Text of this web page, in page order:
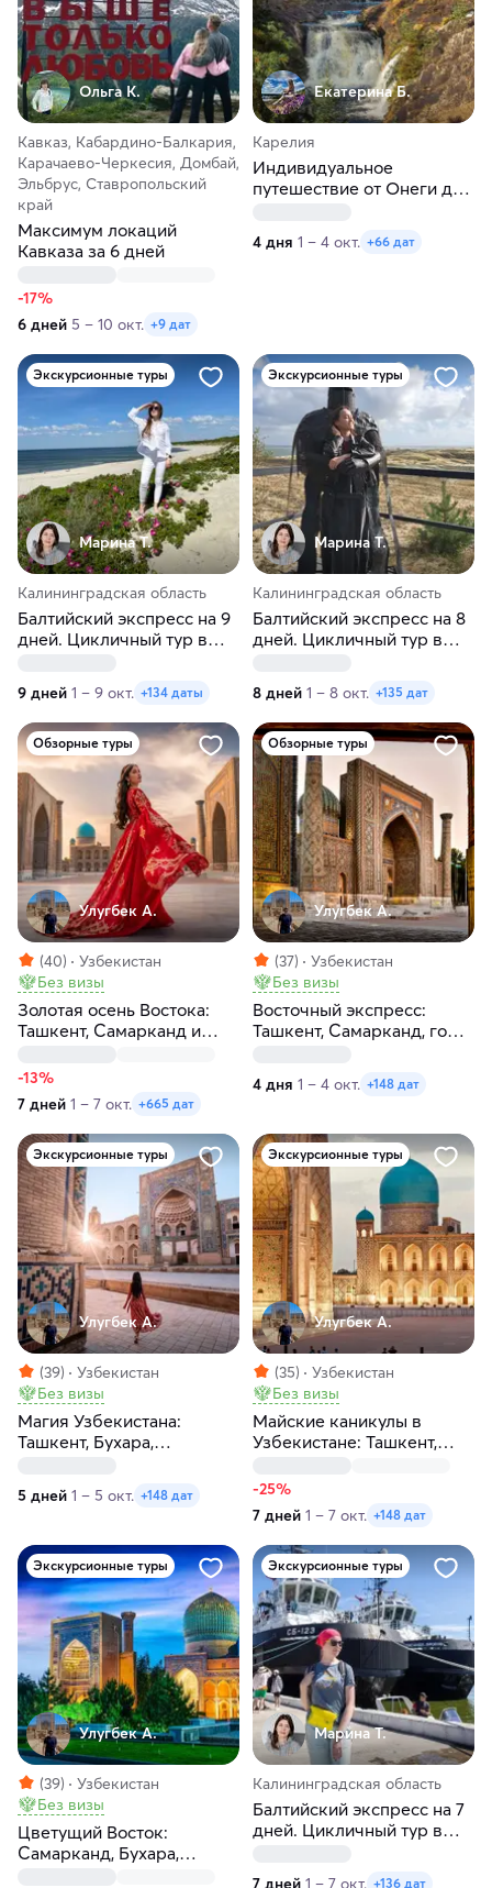
Ольга К.
Кавказ, Кабардино-Балкария,
Карачаево-Черкесия, Домбай,
Эльбрус, Ставропольский
край
Максимум локаций
Кавказа за 6 дней
-17%
6 дней 5 – 10 окт. +9 дат
Екатерина Б.
Карелия
Индивидуальное
путешествие от Онеги до
4 дня 1 – 4 окт. +66 дат
Экскурсионные туры
Марина Т.
Калининградская область
Балтийский экспресс на 9
дней. Цикличный тур в
9 дней 1 – 9 окт. +134 даты
Экскурсионные туры
Марина Т.
Калининградская область
Балтийский экспресс на 8
дней. Цикличный тур в
8 дней 1 – 8 окт. +135 дат
Обзорные туры
Улугбек А.
(40)
Узбекистан
Без визы
Золотая осень Востока:
Ташкент, Самарканд и
-13%
7 дней 1 – 7 окт. +665 дат
Обзорные туры
Улугбек А.
(37)
Узбекистан
Без визы
Восточный экспресс:
Ташкент, Самарканд, горы,
4 дня 1 – 4 окт. +148 дат
Экскурсионные туры
Улугбек А.
(39)
Узбекистан
Без визы
Магия Узбекистана:
Ташкент, Бухара,
5 дней 1 – 5 окт. +148 дат
Экскурсионные туры
Улугбек А.
(35)
Узбекистан
Без визы
Майские каникулы в
Узбекистане: Ташкент,
-25%
7 дней 1 – 7 окт. +148 дат
Экскурсионные туры
Улугбек А.
(39)
Узбекистан
Без визы
Цветущий Восток:
Самарканд, Бухара,
Экскурсионные туры
Марина Т.
Калининградская область
Балтийский экспресс на 7
дней. Цикличный тур в
7 дней 1 – 7 окт. +136 дат